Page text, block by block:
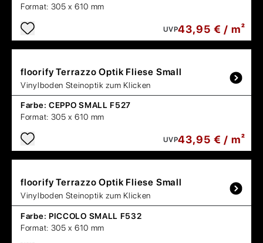
Format: 305 x 610 mm
UVP43,95 € / m²
floorify Terrazzo Optik Fliese Small
Vinylboden Steinoptik zum Klicken
Farbe: CEPPO SMALL F527
Format: 305 x 610 mm
UVP43,95 € / m²
floorify Terrazzo Optik Fliese Small
Vinylboden Steinoptik zum Klicken
Farbe: PICCOLO SMALL F532
Format: 305 x 610 mm